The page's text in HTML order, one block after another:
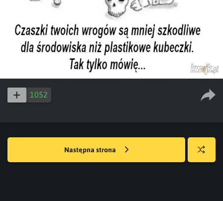
1052
Następna strona